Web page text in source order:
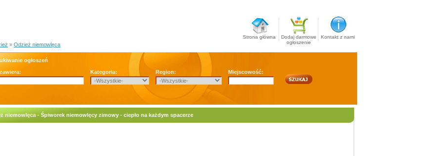
Strona główna
Dodaj darmowe
ogłoszenie
Kontakt z nami
» Odzież niemowlęca
ogłoszeń
Kategoria: Region: Miejscowość:
niemowlęca - Śpiworek niemowlęcy zimowy - ciepło na każdym spacerze